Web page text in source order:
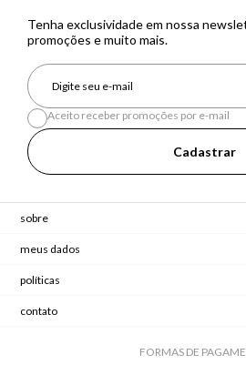
Tenha exclusividade em nossa
promoções e muito mais.
Cadastrar
Aceito receber promoções por e-mail
sobre
meus dados
políticas
contato
FORMAS DE